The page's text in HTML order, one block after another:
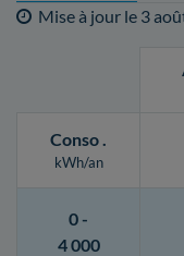
Mise à jour le 3
Conso.
kWh/an
0 -
4 000